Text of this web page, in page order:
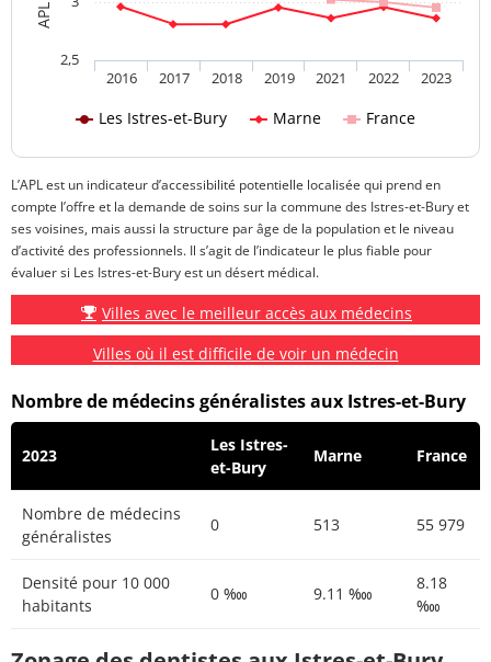
Les Istres-et-Bury Marne France
2016 2017 2018 2019 2021 2022 2023
2,5
L’APL est un indicateur d’accessibilité potentielle localisée qui prend en
compte l’offre et la demande de soins sur la commune des Istres-et-Bury et
ses voisines, mais aussi la structure par âge de la population et le niveau
d’activité des professionnels. Il s’agit de l’indicateur le plus fiable pour
évaluer si Les Istres-et-Bury est un désert médical.
Villes avec le meilleur accès aux médecins
Villes où il est difficile de voir un médecin
Nombre de médecins généralistes aux Istres-et-Bury
2023
Les Istres-
et-Bury
Marne France
Nombre de médecins
généralistes
0 513 55 979
Densité pour 10 000
habitants
0 ‱ 9.11 ‱
8.18
‱